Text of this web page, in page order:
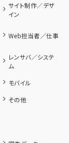
サイト制作／デザ
イン
Web担当者／仕事
レンサバ／システ
ム
モバイル
その他